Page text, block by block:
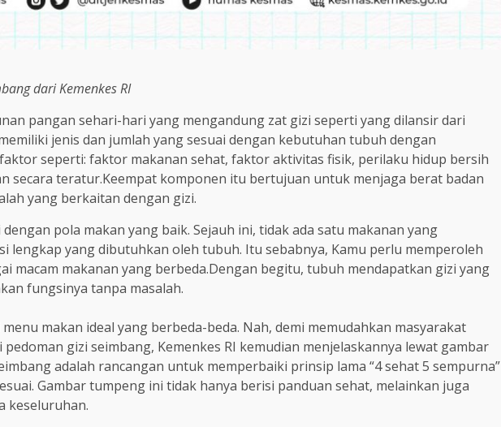
dari Kemenkes RI
pangan sehari-hari yang mengandung zat gizi seperti yang dilansir dari
jenis dan jumlah yang sesuai dengan kebutuhan tubuh dengan
seperti: faktor makanan sehat, faktor aktivitas fisik, perilaku hidup bersih
secara teratur.Keempat komponen itu bertujuan untuk menjaga berat badan
yang berkaitan dengan gizi.
pola makan yang baik. Sejauh ini, tidak ada satu makanan yang
lengkap yang dibutuhkan oleh tubuh. Itu sebabnya, Kamu perlu memperoleh
macam makanan yang berbeda.Dengan begitu, tubuh mendapatkan gizi yang
fungsinya tanpa masalah.
makan ideal yang berbeda-beda. Nah, demi memudahkan masyarakat
gizi seimbang, Kemenkes RI kemudian menjelaskannya lewat gambar
adalah rancangan untuk memperbaiki prinsip lama “4 sehat 5 sempurna”
Gambar tumpeng ini tidak hanya berisi panduan sehat, melainkan juga
keseluruhan.